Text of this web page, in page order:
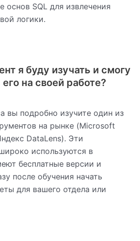
основ SQL для извлечения
логики.
я буду изучать и смогу
на своей работе?
вы подробно изучите один из
на рынке (Microsoft
DataLens). Эти
используются в
бесплатные версии и
после обучения начать
для вашего отдела или